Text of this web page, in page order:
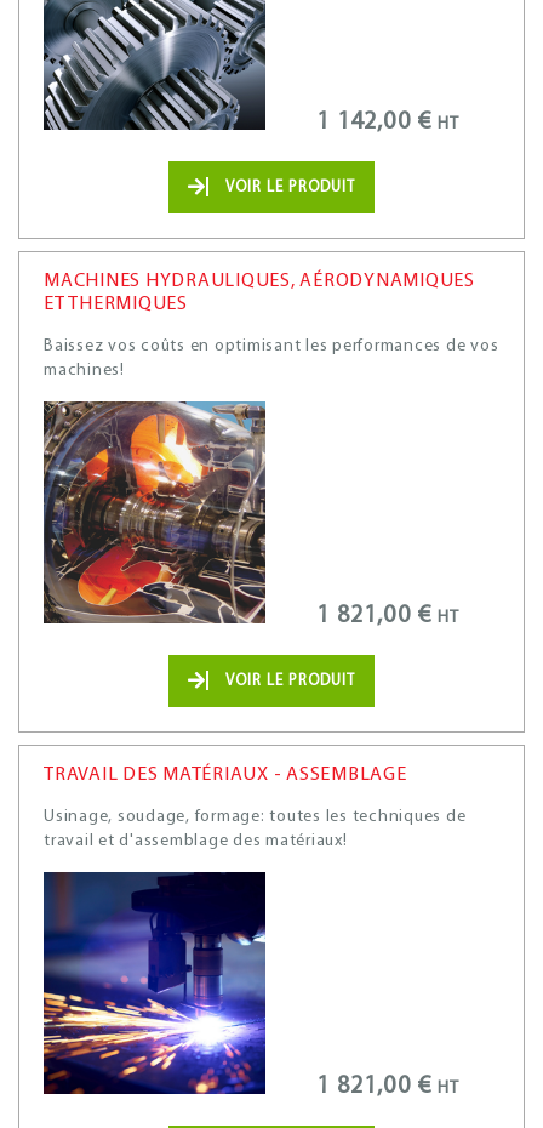
1 142,00 € HT
VOIR LE PRODUIT
MACHINES HYDRAULIQUES, AÉRODYNAMIQUES
ET THERMIQUES
Baissez vos coûts en optimisant les performances de vos
machines!
1 821,00 € HT
VOIR LE PRODUIT
TRAVAIL DES MATÉRIAUX - ASSEMBLAGE
Usinage, soudage, formage: toutes les techniques de
travail et d'assemblage des matériaux!
1 821,00 € HT